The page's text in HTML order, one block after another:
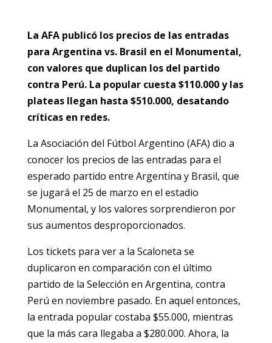
La AFA publicó los precios de las entradas
para Argentina vs. Brasil en el Monumental,
con valores que duplican los del partido
contra Perú. La popular cuesta $110.000 y las
plateas llegan hasta $510.000, desatando
críticas en redes.
La Asociación del Fútbol Argentino (AFA) dio a
conocer los precios de las entradas para el
esperado partido entre Argentina y Brasil, que
se jugará el 25 de marzo en el estadio
Monumental, y los valores sorprendieron por
sus aumentos desproporcionados.
Los tickets para ver a la Scaloneta se
duplicaron en comparación con el último
partido de la Selección en Argentina, contra
Perú en noviembre pasado. En aquel entonces,
la entrada popular costaba $55.000, mientras
que la más cara llegaba a $280.000. Ahora, la